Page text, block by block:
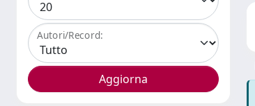
Autori/Record: